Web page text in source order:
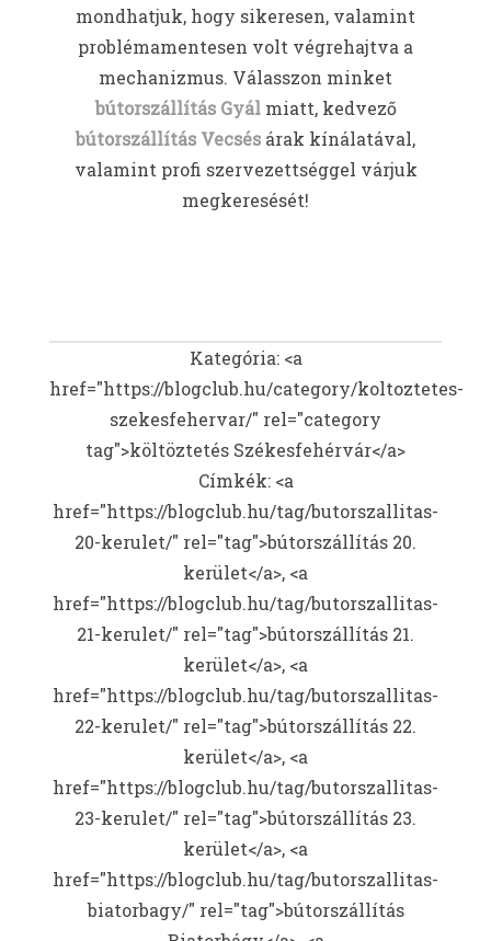
mondhatjuk, hogy sikeresen, valamint
problémamentesen volt végrehajtva a
mechanizmus. Válasszon minket
bútorszállítás Gyálmiatt, kedvező
bútorszállítás Vecsés árak kínálatával,
valamint profi szervezettséggel várjuk
megkeresését!
Kategória: <a
href="https://blogclub.hu/category/koltoztetes-
szekesfehervar/" rel="category
tag">költöztetés Székesfehérvár</a>
Címkék: <a
href="https://blogclub.hu/tag/butorszallitas-
20-kerulet/" rel="tag">bútorszállítás 20.
kerület</a>, <a
href="https://blogclub.hu/tag/butorszallitas-
21-kerulet/" rel="tag">bútorszállítás 21.
kerület</a>, <a
href="https://blogclub.hu/tag/butorszallitas-
22-kerulet/" rel="tag">bútorszállítás 22.
kerület</a>, <a
href="https://blogclub.hu/tag/butorszallitas-
23-kerulet/" rel="tag">bútorszállítás 23.
kerület</a>, <a
href="https://blogclub.hu/tag/butorszallitas-
biatorbagy/" rel="tag">bútorszállítás